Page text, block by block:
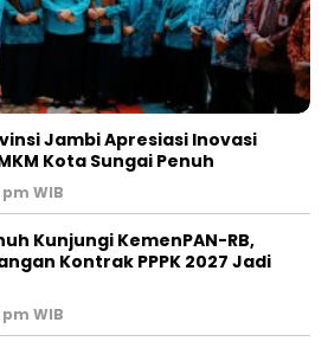
Jambi Apresiasi Inovasi
Kota Sungai Penuh
WIB
Kunjungi KemenPAN-RB,
Kontrak PPPK 2027 Jadi
WIB